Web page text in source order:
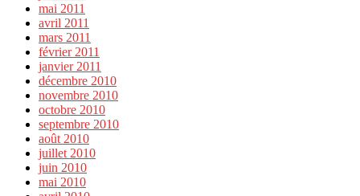
mai 2011
avril 2011
mars 2011
février 2011
janvier 2011
décembre 2010
novembre 2010
octobre 2010
septembre 2010
août 2010
juillet 2010
juin 2010
mai 2010